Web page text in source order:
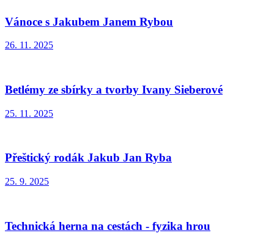
Vánoce s Jakubem Janem Rybou
26. 11. 2025
Betlémy ze sbírky a tvorby Ivany Sieberové
25. 11. 2025
Přeštický rodák Jakub Jan Ryba
25. 9. 2025
Technická herna na cestách - fyzika hrou